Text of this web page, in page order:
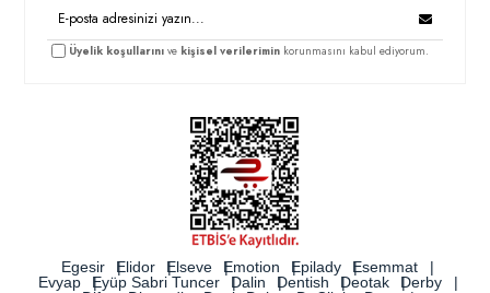
Üyelik koşullarını ve kişisel verilerimin korunmasını kabul ediyorum.
Egesir Elidor Elseve Emotion Epilady
Esemmat
Evyap
Eyüp Sabri Tuncer Dalin Dentish Deotak
Derby